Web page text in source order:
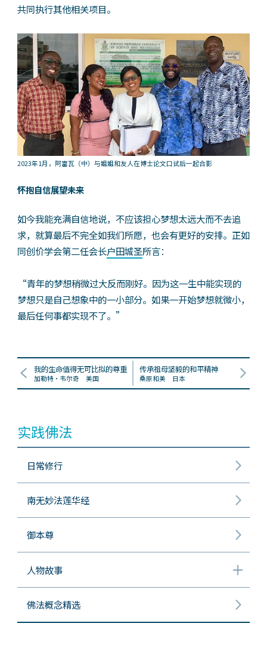
共同执行其他相关项目。
2023年1月，阿富瓦（中）与姐姐和友人在博士论文口试后一起合影
怀抱自信展望未来
如今我能充满自信地说，不应该担心梦想太远大而不去追
求，就算最后不完全如我们所愿，也会有更好的安排。正如
同创价学会第二任会长户田城圣所言：
“青年的梦想稍微过大反而刚好。因为这一生中能实现的
梦想只是自己想象中的一小部分。如果一开始梦想就微小，
最后任何事都实现不了。”
我的生命值得无可比拟的尊重
加勒特‧韦尔奇 美国
传承祖母坚毅的和平精神
桑原和美 日本
实践佛法
日常修行
南无妙法莲华经
御本尊
人物故事
佛法概念精选